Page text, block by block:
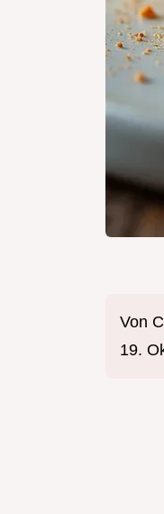
Von
19.